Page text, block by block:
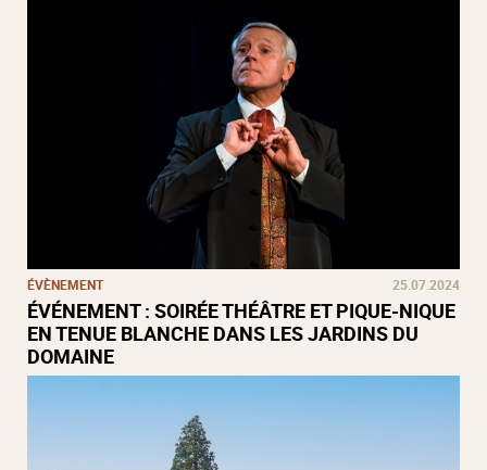
ÉVÈNEMENT 25.07.2024
ÉVÉNEMENT : SOIRÉE THÉÂTRE ET PIQUE-NIQUE
EN TENUE BLANCHE DANS LES JARDINS DU
DOMAINE